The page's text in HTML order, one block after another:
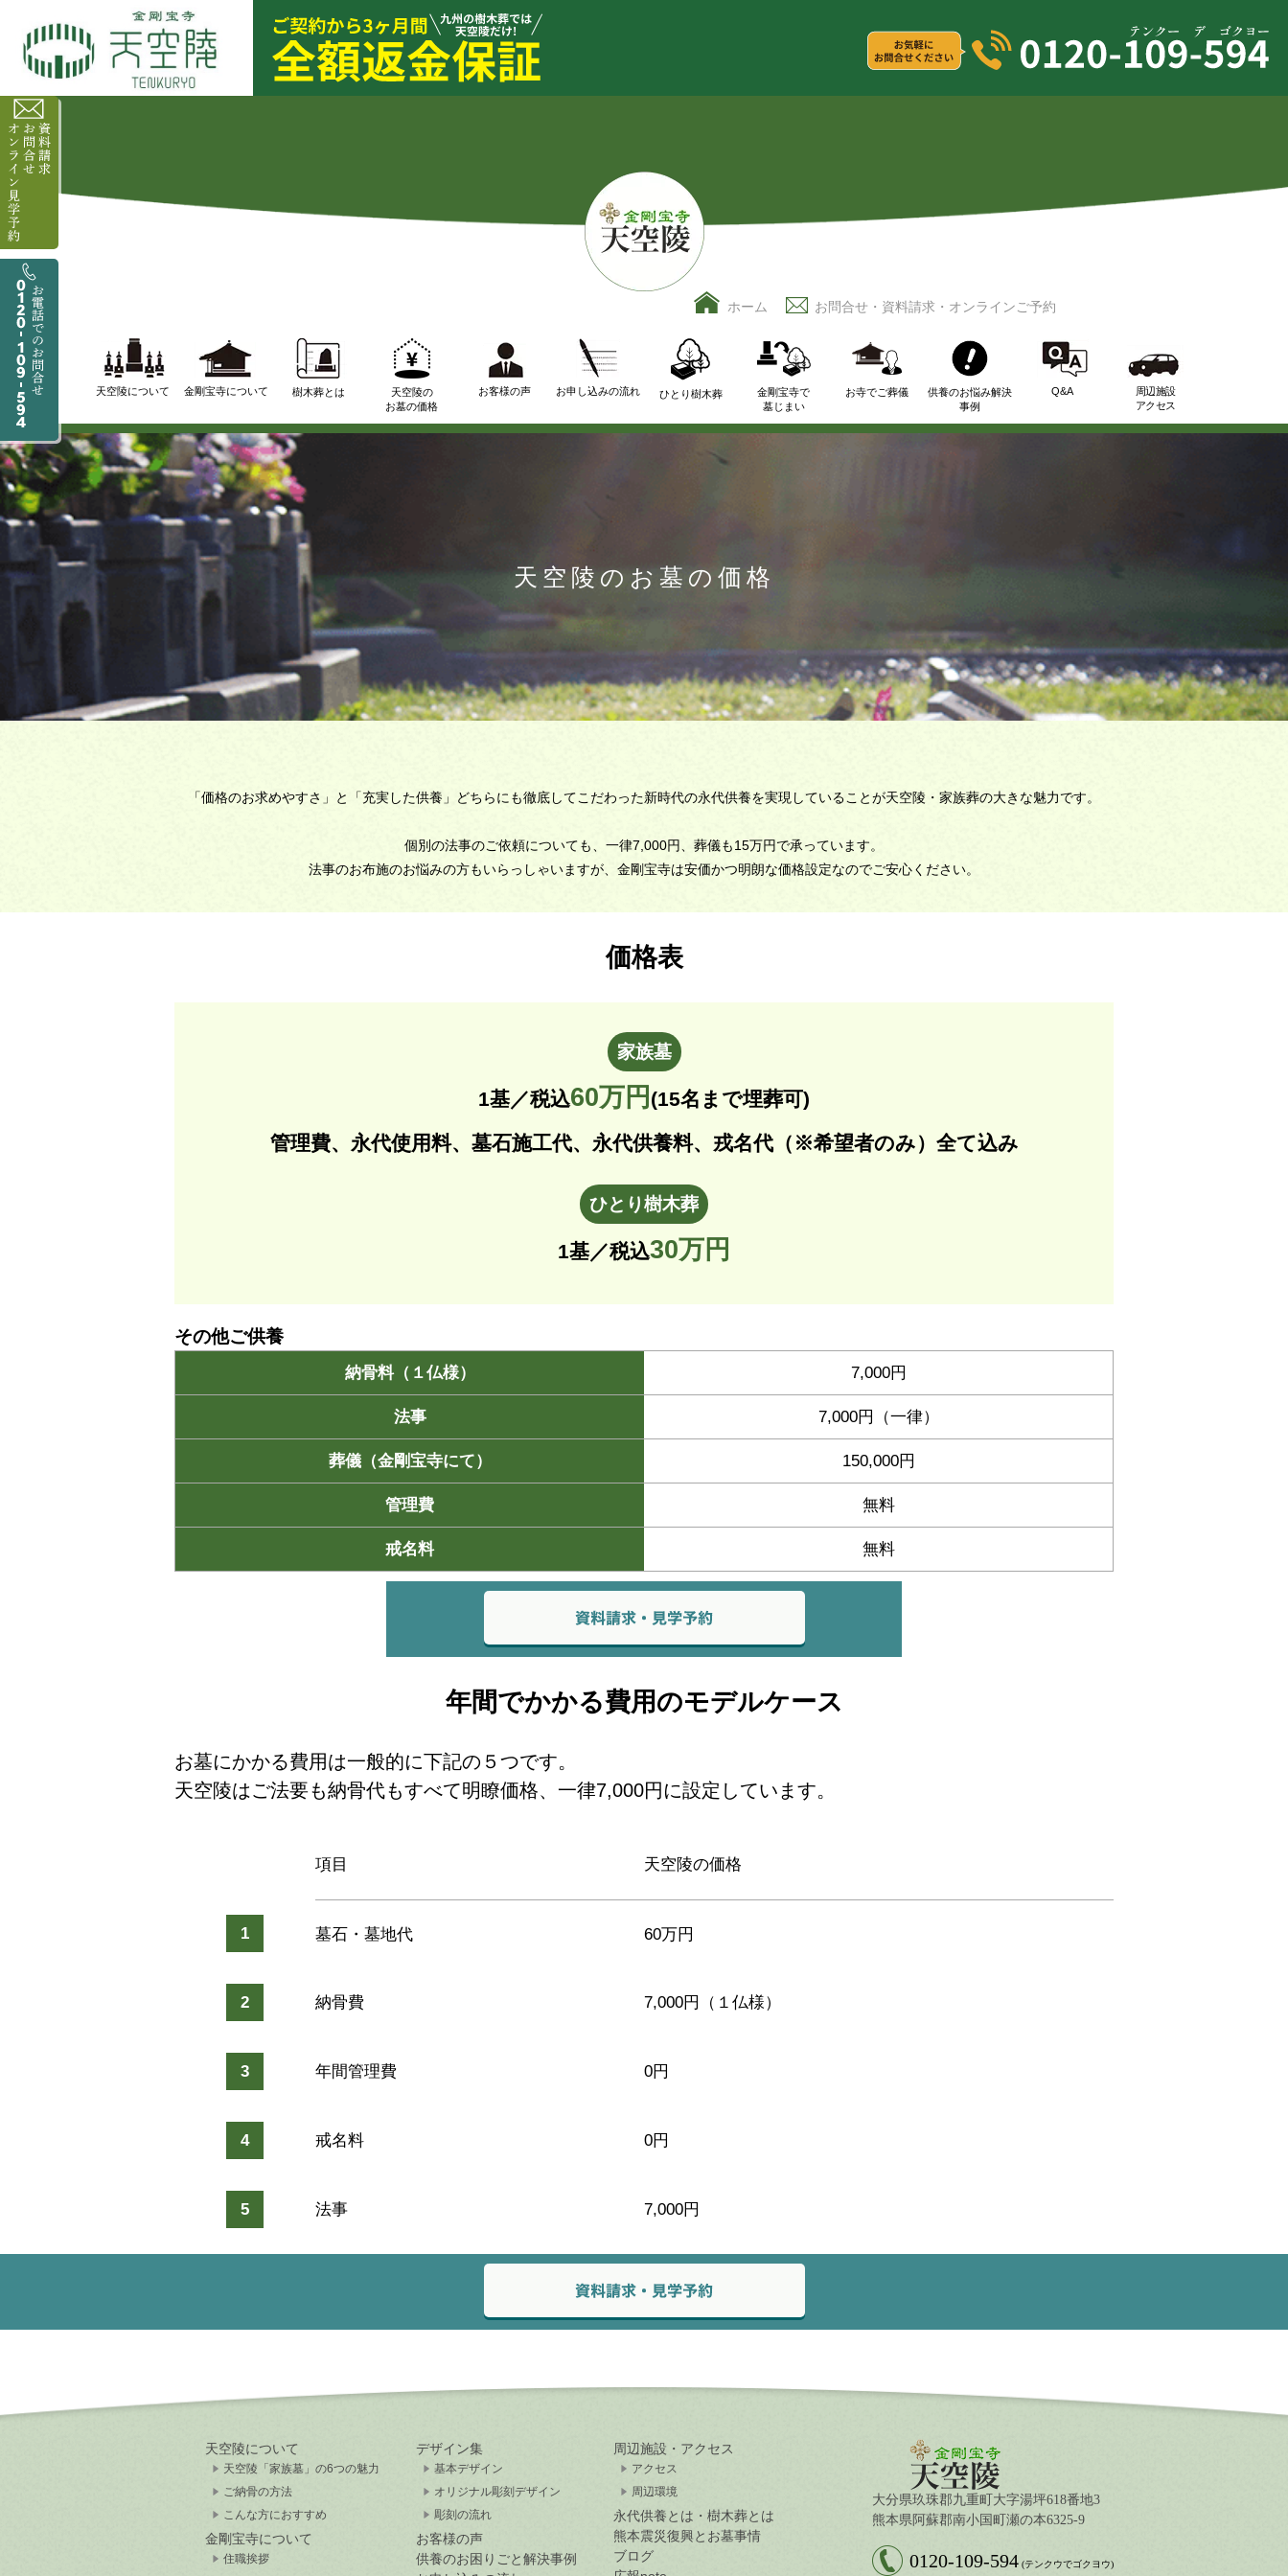
ホーム お問合せ・資料請求・オンラインご予約
天空陵について 金剛宝寺について 樹木葬とは
天空陵の
お墓の価格
お客様の声 お申し込みの流れ ひとり樹木葬
金剛宝寺で
墓じまい
お寺でご葬儀
供養のお悩み解決
事例
Q&A
周辺施設
アクセス
天空陵のお墓の価格
「価格のお求めやすさ」と「充実した供養」どちらにも徹底してこだわった新時代の永代供養を実現していることが天空陵・家族葬の大きな魅力です。
個別の法事のご依頼についても、一律7,000円、葬儀も15万円で承っています。
法事のお布施のお悩みの方もいらっしゃいますが、金剛宝寺は安価かつ明朗な価格設定なのでご安心ください。
価格表
家族墓
1基／税込60万円 (15名まで埋葬可)
管理費、永代使用料、墓石施工代、永代供養料、戎名代（※希望者のみ）全て込み
ひとり樹木葬
1基／税込30万円
その他ご供養
納骨料（１仏様） 7,000円
法事 7,000円（一律）
葬儀（金剛宝寺にて） 150,000円
管理費 無料
戒名料 無料
年間でかかる費用のモデルケース
お墓にかかる費用は一般的に下記の５つです。
天空陵はご法要も納骨代もすべて明瞭価格、一律7,000円に設定しています。
項目 天空陵の価格
1 墓石・墓地代 60万円
2 納骨費 7,000円（１仏様）
3 年間管理費 0円
4 戒名料 0円
5 法事 7,000円
天空陵について
天空陵「家族墓」の6つの魅力
ご納骨の方法
こんな方におすすめ
金剛宝寺について
住職挨拶
デザイン集
基本デザイン
オリジナル彫刻デザイン
彫刻の流れ
お客様の声
供養のお困りごと解決事例
周辺施設・アクセス
アクセス
周辺環境
永代供養とは・樹木葬とは
熊本震災復興とお墓事情
ブログ
大分県玖珠郡九重町大字湯坪618番地3
熊本県阿蘇郡南小国町瀬の本6325-9
0120-109-594 (テンクウでゴクヨウ)